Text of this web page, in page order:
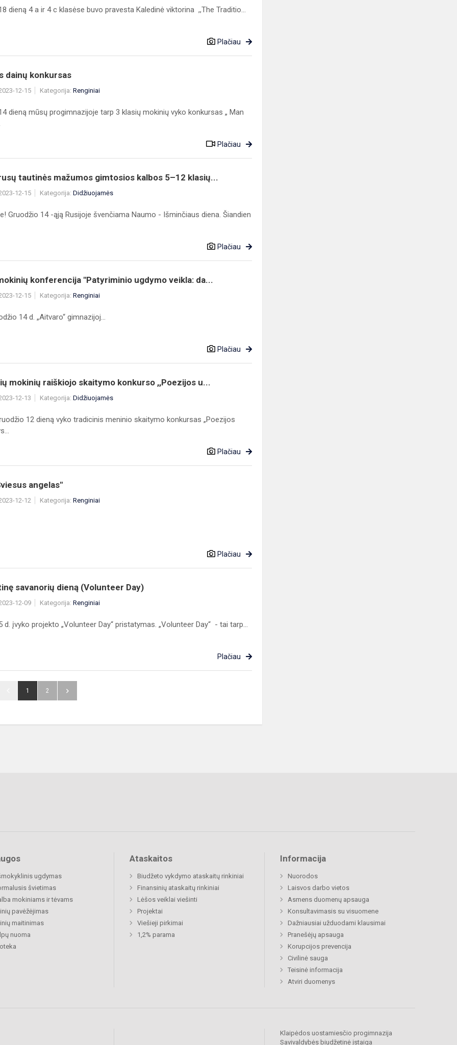
dieną 4 a ir 4 c klasėse buvo pravesta Kaledinė viktorina ,,The Traditio...
Plačiau
dainų konkursas
12-15 Kategorija: Renginiai
dieną mūsų progimnazijoje tarp 3 klasių mokinių vyko konkursas „ Man
Plačiau
tautinės mažumos gimtosios kalbos 5–12 klasių...
12-15 Kategorija: Didžiuojamės
Gruodžio 14 -ąją Rusijoje švenčiama Naumo - Išminčiaus diena. Šiandien
Plačiau
konferencija "Patyriminio ugdymo veikla: da...
12-15 Kategorija: Renginiai
14 d. „Aitvaro“ gimnazijoj...
Plačiau
mokinių raiškiojo skaitymo konkurso ,,Poezijos u...
12-13 Kategorija: Didžiuojamės
12 dieną vyko tradicinis meninio skaitymo konkursas „Poezijos
Plačiau
angelas"
12-12 Kategorija: Renginiai
Plačiau
savanorių dieną (Volunteer Day)
12-09 Kategorija: Renginiai
d. įvyko projekto „Volunteer Day“ pristatymas. „Volunteer Day“ - tai tarp...
Plačiau
1 2
ugdymas
švietimas
mokiniams ir tėvams
pavėžėjimas
maitinimas
nuoma
Ataskaitos
Biudžeto vykdymo ataskaitų rinkiniai
Finansinių ataskaitų rinkiniai
Lėšos veiklai viešinti
Projektai
Viešieji pirkimai
1,2% parama
Informacija
Nuorodos
Laisvos darbo vietos
Asmens duomenų apsauga
Konsultavimasis su visuomene
Dažniausiai užduodami klausimai
Pranešėjų apsauga
Korupcijos prevencija
Civilinė sauga
Teisinė informacija
Atviri duomenys
Klaipėdos uostamiesčio progimnazija
Savivaldybės biudžetinė įstaiga